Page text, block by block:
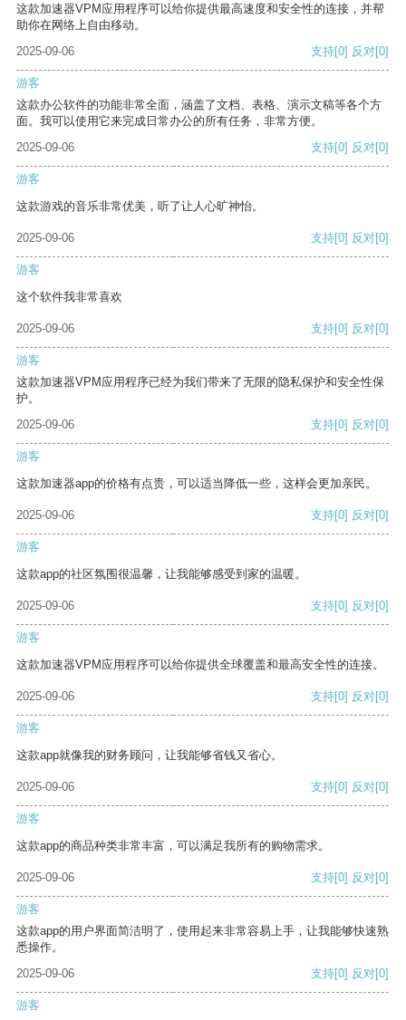
这款加速器VPM应用程序可以给你提供最高速度和安全性的连接，并帮
助你在网络上自由移动。
2025-09-06
支持[0] 反对[0]
游客
这款办公软件的功能非常全面，涵盖了文档、表格、演示文稿等各个方
面。我可以使用它来完成日常办公的所有任务，非常方便。
2025-09-06
支持[0] 反对[0]
游客
这款游戏的音乐非常优美，听了让人心旷神怡。
2025-09-06 支持[0] 反对[0]
游客
这个软件我非常喜欢
2025-09-06 支持[0] 反对[0]
游客
这款加速器VPM应用程序已经为我们带来了无限的隐私保护和安全性保
护。
2025-09-06
支持[0] 反对[0]
游客
这款加速器app的价格有点贵，可以适当降低一些，这样会更加亲民。
2025-09-06 支持[0] 反对[0]
游客
这款app的社区氛围很温馨，让我能够感受到家的温暖。
2025-09-06 支持[0] 反对[0]
游客
这款加速器VPM应用程序可以给你提供全球覆盖和最高安全性的连接。
2025-09-06 支持[0] 反对[0]
游客
这款app就像我的财务顾问，让我能够省钱又省心。
2025-09-06 支持[0] 反对[0]
游客
这款app的商品种类非常丰富，可以满足我所有的购物需求。
2025-09-06 支持[0] 反对[0]
游客
这款app的用户界面简洁明了，使用起来非常容易上手，让我能够快速熟
悉操作。
2025-09-06
支持[0] 反对[0]
游客